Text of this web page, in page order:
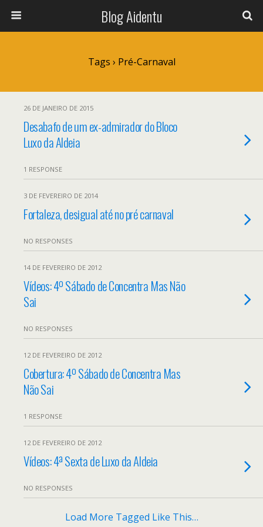
Blog Aidentu
Tags › Pré-Carnaval
26 DE JANEIRO DE 2015
Desabafo de um ex-admirador do Bloco
Luxo da Aldeia
1 RESPONSE
3 DE FEVEREIRO DE 2014
Fortaleza, desigual até no pré carnaval
NO RESPONSES
14 DE FEVEREIRO DE 2012
Vídeos: 4º Sábado de Concentra Mas Não
Sai
NO RESPONSES
12 DE FEVEREIRO DE 2012
Cobertura: 4º Sábado de Concentra Mas
Não Sai
1 RESPONSE
12 DE FEVEREIRO DE 2012
Vídeos: 4ª Sexta de Luxo da Aldeia
NO RESPONSES
Load More Tagged Like This…